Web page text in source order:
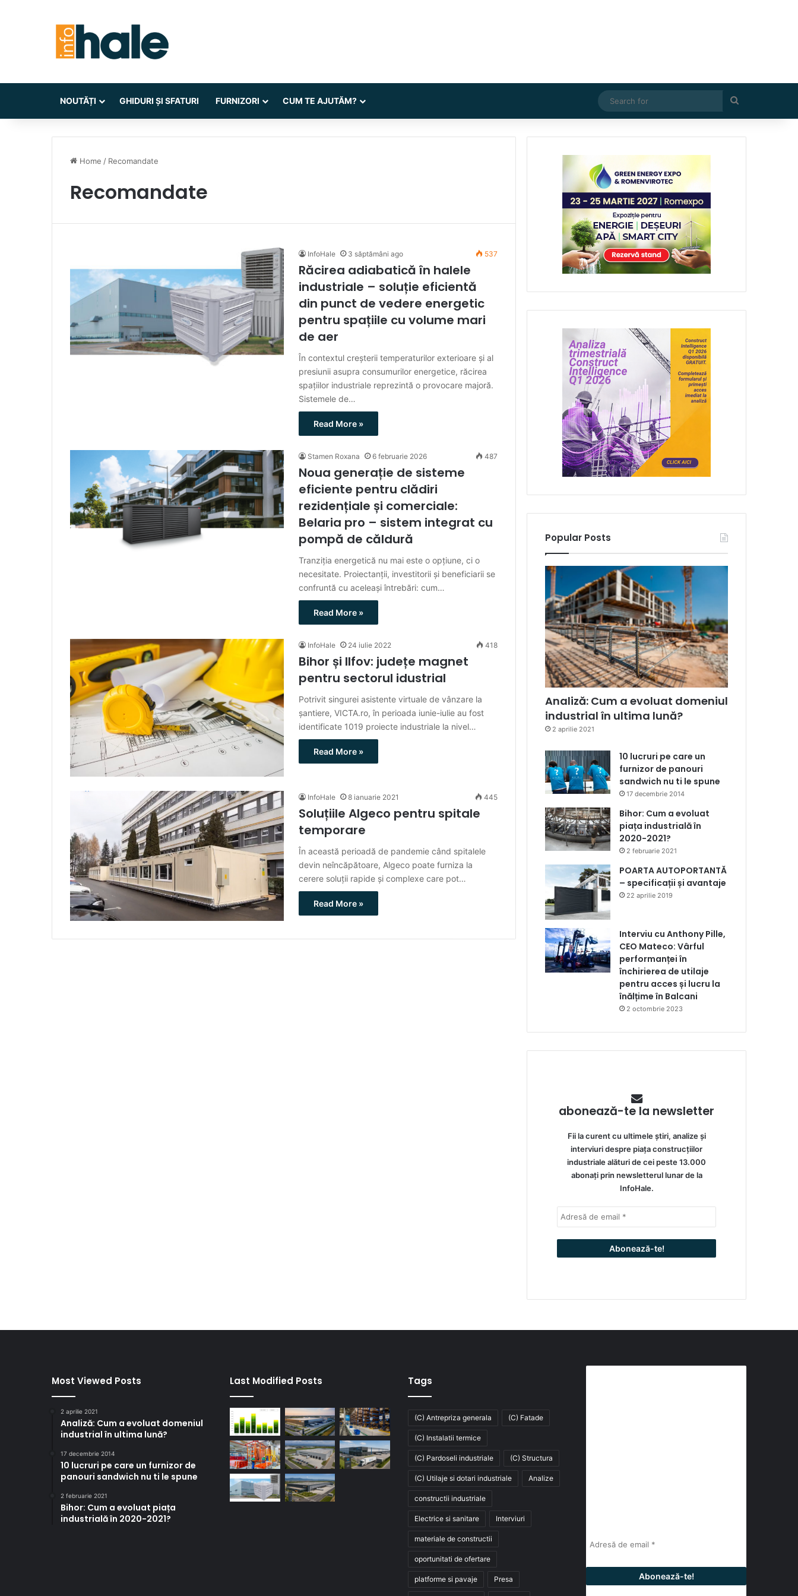
NOUTĂȚI GHIDURI ȘI SFATURI FURNIZORI CUM TE AJUTĂM?
for
Home / Recomandate
Recomandate
InfoHale 3 săptămâni ago 537
Răcirea adiabatică în halele
industriale – soluție eficientă
din punct de vedere energetic
pentru spațiile cu volume mari
de aer
În contextul creșterii temperaturilor exterioare și al
presiunii asupra consumurilor energetice, răcirea
spațiilor industriale reprezintă o provocare majoră.
Sistemele de…
Read More »
Stamen Roxana 6 februarie 2026 487
Noua generație de sisteme
eficiente pentru clădiri
rezidențiale și comerciale:
Belaria pro – sistem integrat cu
pompă de căldură
Tranziția energetică nu mai este o opțiune, ci o
necesitate. Proiectanții, investitorii și beneficiarii se
confruntă cu aceleași întrebări: cum…
Read More »
InfoHale 24 iulie 2022 418
Bihor și Ilfov: județe magnet
pentru sectorul idustrial
Potrivit singurei asistente virtuale de vânzare la
șantiere, VICTA.ro, în perioada iunie-iulie au fost
identificate 1019 proiecte industriale la nivel…
Read More »
InfoHale 8 ianuarie 2021 445
Soluțiile Algeco pentru spitale
temporare
În această perioadă de pandemie când spitalele
devin neîncăpătoare, Algeco poate furniza la
cerere soluții rapide și complexe care pot…
Read More »
Popular Posts
Analiză: Cum a evoluat domeniul
industrial în ultima lună?
2 aprilie 2021
10 lucruri pe care un
furnizor de panouri
sandwich nu ti le spune
17 decembrie 2014
Bihor: Cum a evoluat
piața industrială în
2020-2021?
2 februarie 2021
POARTA AUTOPORTANTĂ
– specificații și avantaje
22 aprilie 2019
Interviu cu Anthony Pille,
CEO Mateco: Vârful
performanței în
închirierea de utilaje
pentru acces și lucru la
înălțime în Balcani
2 octombrie 2023
abonează-te la newsletter
Fii la curent cu ultimele știri, analize și
interviuri despre piața construcțiilor
industriale alături de cei peste 13.000
abonați prin newsletterul lunar de la
InfoHale.
Most Viewed Posts
2 aprilie 2021
Analiză: Cum a evoluat domeniul
industrial în ultima lună?
17 decembrie 2014
10 lucruri pe care un furnizor de
panouri sandwich nu ti le spune
2 februarie 2021
Bihor: Cum a evoluat piața
industrială în 2020-2021?
Last Modified Posts Tags
(C) Antrepriza generala (C) Fatade
(C) Instalatii termice
(C) Pardoseli industriale (C) Structura
(C) Utilaje si dotari industriale Analize
constructii industriale
Electrice si sanitare Interviuri
materiale de constructii
oportunitati de ofertare
platforme si pavaje Presa